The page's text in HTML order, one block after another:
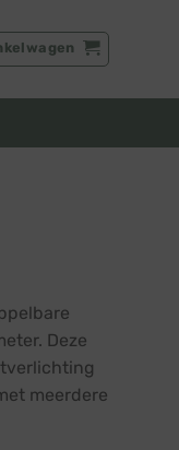
Deze
meerdere